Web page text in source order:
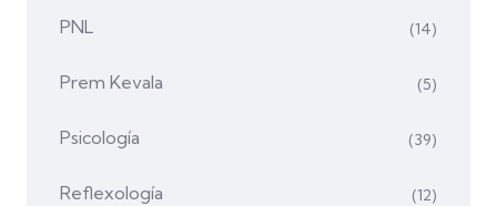
PNL (14)
Prem Kevala (5)
Psicología (39)
Reflexología (12)